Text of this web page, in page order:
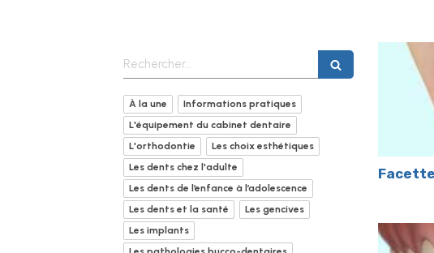
Rechercher
À la une
Informations pratiques
L'équipement du cabinet dentaire
L'orthodontie
Les choix esthétiques
Les dents chez l'adulte
Les dents de l’enfance à l’adolescence
Les dents et la santé
Les gencives
Les implants